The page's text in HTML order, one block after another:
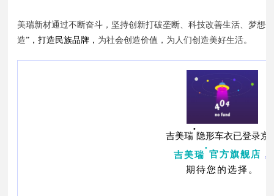
美瑞新材通过不断奋斗，坚持创新打破垄断、科技改善生活、梦想
造”，打造民族品牌， 为社会创造价值，为人们创造美好生活。
吉美瑞®隐形车衣已登录京
吉美瑞®官方旗舰店 ，
期待您的选择。